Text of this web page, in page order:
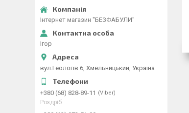
Інтернет магазин "БЕЗФАБУЛИ"
Ігор
вул.Геологів 6, Хмельницький, Україна
+380 (68) 828-89-11 Viber
Роздріб